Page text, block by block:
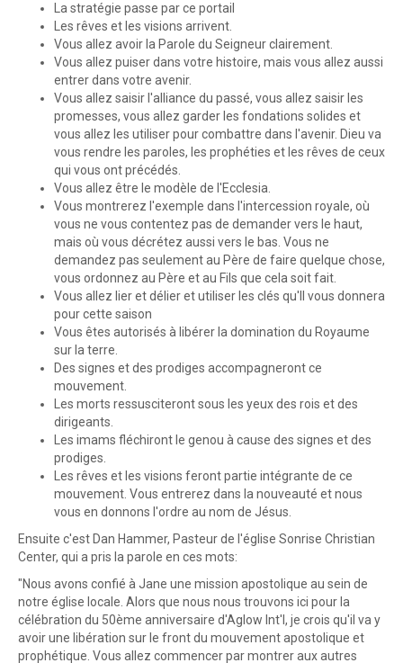
La stratégie passe par ce portail
Les rêves et les visions arrivent.
Vous allez avoir la Parole du Seigneur clairement.
Vous allez puiser dans votre histoire, mais vous allez aussi
entrer dans votre avenir.
Vous allez saisir l'alliance du passé, vous allez saisir les
promesses, vous allez garder les fondations solides et
vous allez les utiliser pour combattre dans l'avenir. Dieu va
vous rendre les paroles, les prophéties et les rêves de ceux
qui vous ont précédés.
Vous allez être le modèle de l'Ecclesia.
Vous montrerez l'exemple dans l'intercession royale, où
vous ne vous contentez pas de demander vers le haut,
mais où vous décrétez aussi vers le bas. Vous ne
demandez pas seulement au Père de faire quelque chose,
vous ordonnez au Père et au Fils que cela soit fait.
Vous allez lier et délier et utiliser les clés qu'Il vous donnera
pour cette saison
Vous êtes autorisés à libérer la domination du Royaume
sur la terre.
Des signes et des prodiges accompagneront ce
mouvement.
Les morts ressusciteront sous les yeux des rois et des
dirigeants.
Les imams fléchiront le genou à cause des signes et des
prodiges.
Les rêves et les visions feront partie intégrante de ce
mouvement. Vous entrerez dans la nouveauté et nous
vous en donnons l'ordre au nom de Jésus.
Ensuite c'est Dan Hammer, Pasteur de l'église Sonrise Christian
Center, qui a pris la parole en ces mots:
"Nous avons confié à Jane une mission apostolique au sein de
notre église locale. Alors que nous nous trouvons ici pour la
célébration du 50ème anniversaire d'Aglow Int'l, je crois qu'il va y
avoir une libération sur le front du mouvement apostolique et
prophétique. Vous allez commencer par montrer aux autres